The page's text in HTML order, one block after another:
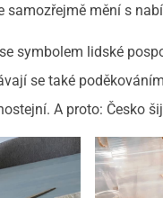
samozřejmě mění s
symbolem lidské
se také
A proto: Česko